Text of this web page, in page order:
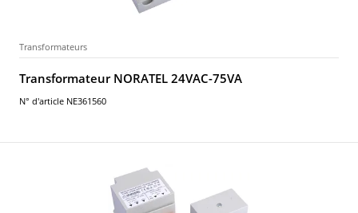
Transformateurs
Transformateur NORATEL 24VAC-75VA
N° d'article NE361560